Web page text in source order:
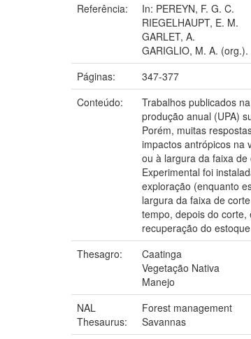
Referência:
In: PEREYN, F. G. C.
RIEGELHAUPT, E. M.
GARLET, A.
GARIGLIO, M. A.
Páginas:
347-377
Conteúdo:
Trabalhos publicados
produção anual (UPA)
Porém, muitas
impactos antrópicos na
ou à largura da faixa
Experimental foi
exploração (enquanto
largura da faixa de
tempo, depois do
recuperação do
Thesagro:
Caatinga
Vegetação Nativa
Manejo
NAL
Thesaurus:
Forest management
Savannas